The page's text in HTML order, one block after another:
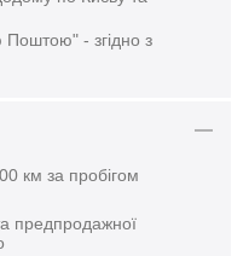
- згідно з
км за пробігом
предпродажної